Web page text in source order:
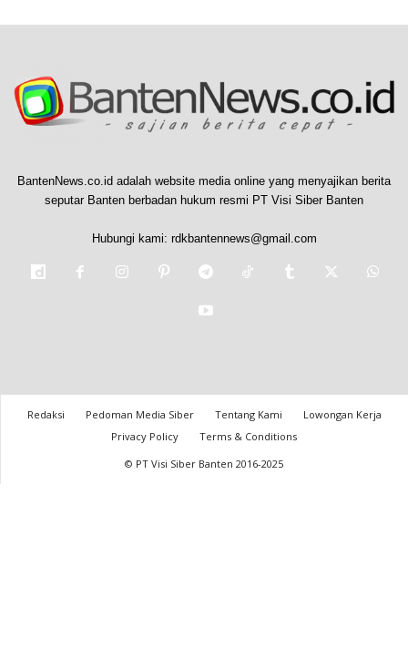
BantenNews.co.id adalah website media online yang menyajikan berita
seputar Banten berbadan hukum resmi PT Visi Siber Banten
Hubungi kami: rdkbantennews@gmail.com
Redaksi Pedoman Media Siber Tentang Kami
Lowongan Kerja
Privacy Policy
Terms & Conditions
© PT Visi Siber Banten 2016-2025